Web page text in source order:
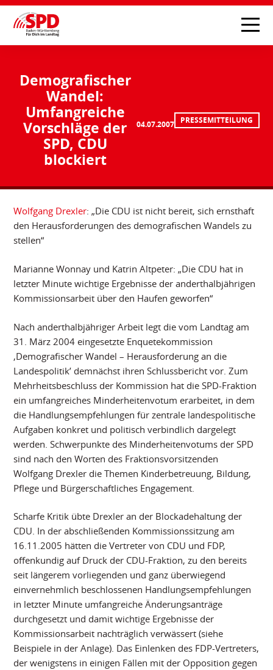
Demografischer
Wandel:
Umfangreiche
Vorschläge der
SPD, CDU
blockiert
04.07.2007 PRESSEMITTEILUNG
Wolfgang Drexler: „Die CDU ist nicht bereit, sich ernsthaft
den Herausforderungen des demografischen Wandels zu
stellen“
Marianne Wonnay und Katrin Altpeter: „Die CDU hat in
letzter Minute wichtige Ergebnisse der anderthalbjährigen
Kommissionsarbeit über den Haufen geworfen“
Nach anderthalbjähriger Arbeit legt die vom Landtag am
31. März 2004 eingesetzte Enquetekommission
‚Demografischer Wandel – Herausforderung an die
Landespolitik’ demnächst ihren Schlussbericht vor. Zum
Mehrheitsbeschluss der Kommission hat die SPD-Fraktion
ein umfangreiches Minderheitenvotum erarbeitet, in dem
die Handlungsempfehlungen für zentrale landespolitische
Aufgaben konkret und politisch verbindlich dargelegt
werden. Schwerpunkte des Minderheitenvotums der SPD
sind nach den Worten des Fraktionsvorsitzenden
Wolfgang Drexler die Themen Kinderbetreuung, Bildung,
Pflege und Bürgerschaftliches Engagement.
Scharfe Kritik übte Drexler an der Blockadehaltung der
CDU. In der abschließenden Kommissionssitzung am
16.11.2005 hätten die Vertreter von CDU und FDP,
offenkundig auf Druck der CDU-Fraktion, zu den bereits
seit längerem vorliegenden und ganz überwiegend
einvernehmlich beschlossenen Handlungsempfehlungen
in letzter Minute umfangreiche Änderungsanträge
durchgesetzt und damit wichtige Ergebnisse der
Kommissionsarbeit nachträglich verwässert (siehe
Beispiele in der Anlage). Das Einlenken des FDP-Vertreters,
der wenigstens in einigen Fällen mit der Opposition gegen